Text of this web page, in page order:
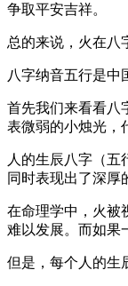
争取平安吉祥。
总的来说，火在八
八字纳音五行是中
首先我们来看看八
表微弱的小烛光，
人的生辰八字（五
同时表现出了深厚
在命理学中，火被
难以发展。而如果
但是，每个人的生